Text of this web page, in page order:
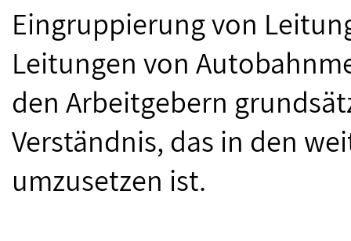
Eingruppierung von
Leitungen von
den Arbeitgebern
Verständnis, das in den
umzusetzen ist.